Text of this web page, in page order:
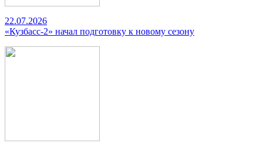
22.07.2026
«Кузбасс-2» начал подготовку к новому сезону